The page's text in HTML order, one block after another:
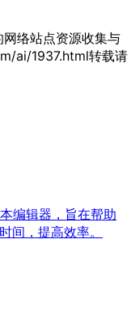
络站点资源收集与
ai/1937.html转载请
编辑器，旨在帮助
间，提高效率。